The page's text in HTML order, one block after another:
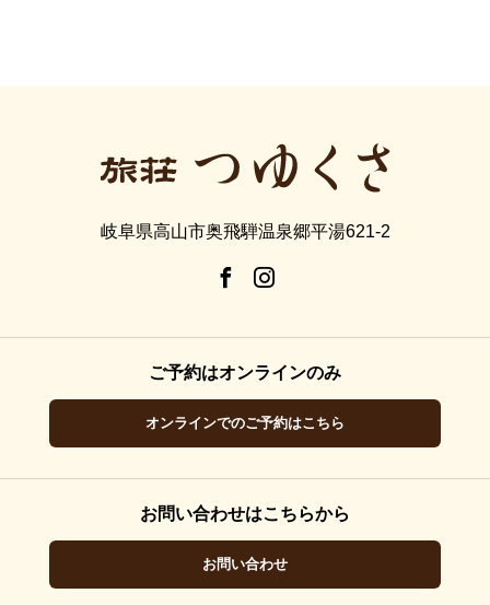
岐阜県高山市奥飛騨温泉郷平湯621-2
ご予約はオンラインのみ
オンラインでのご予約はこちら
お問い合わせはこちらから
お問い合わせ